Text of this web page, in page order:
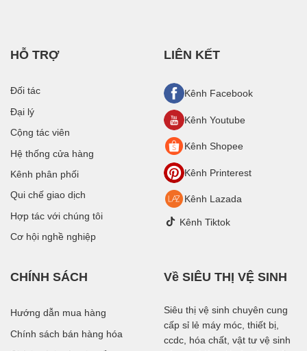
HỖ TRỢ
Đối tác
Đại lý
Cộng tác viên
Hệ thống cửa hàng
Kênh phân phối
Qui chế giao dịch
Hợp tác với chúng tôi
Cơ hội nghề nghiệp
LIÊN KẾT
Kênh Facebook
Kênh Youtube
Kênh Shopee
Kênh Printerest
Kênh Lazada
Kênh Tiktok
CHÍNH SÁCH
Hướng dẫn mua hàng
Chính sách bán hàng hóa
Về SIÊU THỊ VỆ SINH
Siêu thị vệ sinh chuyên cung
cấp sỉ lẻ máy móc, thiết bị,
ccdc, hóa chất, vật tư vệ sinh